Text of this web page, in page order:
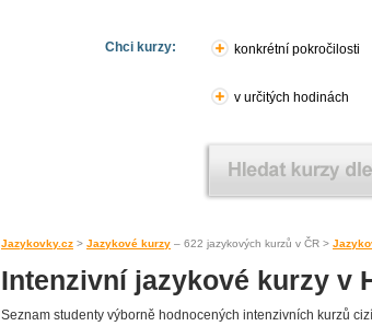
Chci kurzy: konkrétní pokročilosti
v určitých hodinách
Jazykovky.cz > Jazykové kurzy – 622 jazykových kurzů v ČR >
Intenzivní jazykové kurzy v
Seznam studenty výborně hodnocených intenzivních kurzů